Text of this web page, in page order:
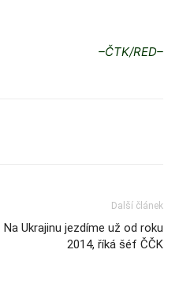
–ČTK/RED–
Další článek
Na Ukrajinu jezdíme už od roku
2014, říká šéf ČČK